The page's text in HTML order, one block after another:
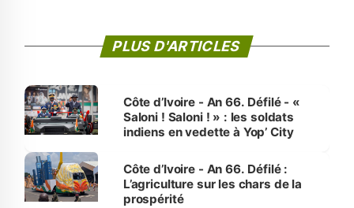
PLUS D'ARTICLES
Côte d’Ivoire - An 66. Défilé - «
Saloni ! Saloni ! » : les soldats
indiens en vedette à Yop’ City
Côte d’Ivoire - An 66. Défilé :
L’agriculture sur les chars de la
prospérité